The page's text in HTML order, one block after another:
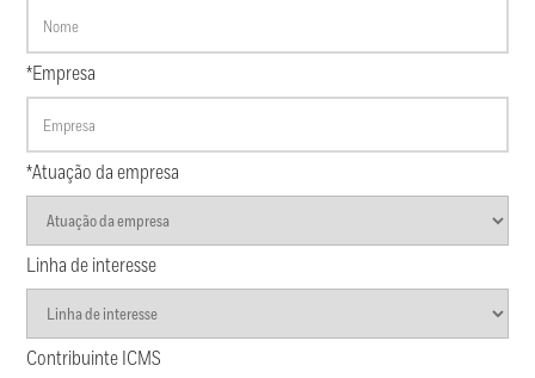
*Empresa
*Atuação da empresa
Linha de interesse
Contribuinte ICMS